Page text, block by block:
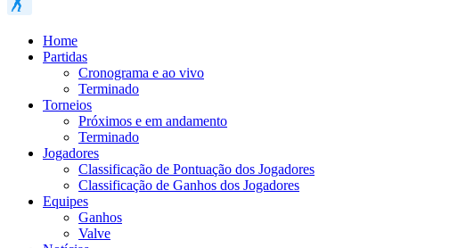
Home
Partidas
Cronograma e ao vivo
Terminado
Torneios
Próximos e em andamento
Terminado
Jogadores
Classificação de Pontuação dos Jogadores
Classificação de Ganhos dos Jogadores
Equipes
Ganhos
Valve